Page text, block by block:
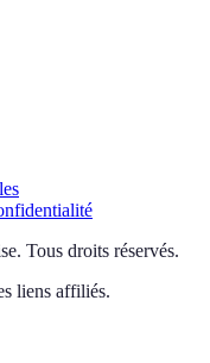
. Tous droits réservés.
liens affiliés.